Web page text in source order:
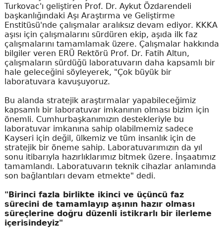
Turkovac'ı geliştiren Prof. Dr. Aykut Özdarendeli
başkanlığındaki Aşı Araştırma ve Geliştirme
Enstitüsü'nde çalışmalar aralıksız devam ediyor. KKKA
aşısı için çalışmalarını sürdüren ekip, aşıda ilk faz
çalışmalarını tamamlamak üzere. Çalışmalar hakkında
bilgiler veren ERÜ Rektörü Prof. Dr. Fatih Altun,
çalışmaların sürdüğü laboratuvarın daha kapsamlı bir
hale geleceğini söyleyerek, "Çok büyük bir
laboratuvara kavuşuyoruz.
Bu alanda stratejik araştırmalar yapabileceğimiz
kapsamlı bir laboratuvar imkanının olması bizim için
önemli. Cumhurbaşkanımızın destekleriyle bu
laboratuvar imkanına sahip olabilmemiz sadece
Kayseri için değil, ülkemiz ve tüm insanlık için de
stratejik bir öneme sahip. Laboratuvarımızın da yıl
sonu itibarıyla hazırlıklarımız bitmek üzere. İnşaatımız
tamamlandı. Laboratuvarın teknik cihazlar anlamında
son bağlantıları devam etmekte" dedi.
"Birinci fazla birlikte ikinci ve üçüncü faz
sürecini de tamamlayıp aşının hazır olması
süreçlerine doğru düzenli istikrarlı bir ilerleme
içerisindeyiz"